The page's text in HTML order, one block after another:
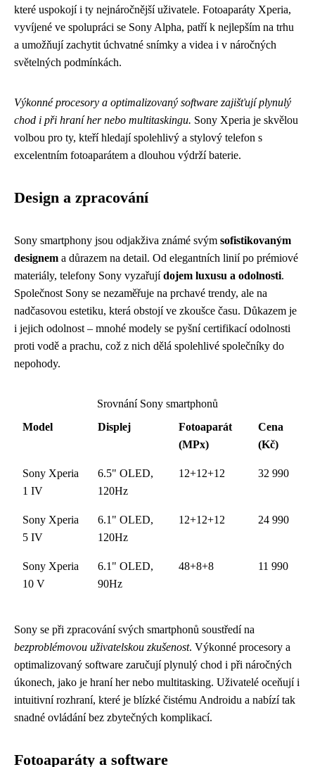
které uspokojí i ty nejnáročnější uživatele. Fotoaparáty Xperia,
vyvíjené ve spolupráci se Sony Alpha, patří k nejlepším na trhu
a umožňují zachytit úchvatné snímky a videa i v náročných
světelných podmínkách.
Výkonné procesory a optimalizovaný software zajišťují plynulý
chod i při hraní her nebo multitaskingu. Sony Xperia je skvělou
volbou pro ty, kteří hledají spolehlivý a stylový telefon s
excelentním fotoaparátem a dlouhou výdrží baterie.
Design a zpracování
Sony smartphony jsou odjakživa známé svým sofistikovaným
designem a důrazem na detail. Od elegantních linií po prémiové
materiály, telefony Sony vyzařujídojem luxusu a odolnosti.
Společnost Sony se nezaměřuje na prchavé trendy, ale na
nadčasovou estetiku, která obstojí ve zkoušce času. Důkazem je
i jejich odolnost – mnohé modely se pyšní certifikací odolnosti
proti vodě a prachu, což z nich dělá spolehlivé společníky do
nepohody.
Srovnání Sony smartphonů
Model
Displej
Fotoaparát
(MPx)
Cena
(Kč)
Sony Xperia
1 IV
6.5" OLED,
120Hz
12+12+12 32 990
Sony Xperia
5 IV
6.1" OLED,
120Hz
12+12+12 24 990
Sony Xperia
10 V
6.1" OLED,
90Hz
48+8+8 11 990
Sony se při zpracování svých smartphonů soustředí na
bezproblémovou uživatelskou zkušenost. Výkonné procesory a
optimalizovaný software zaručují plynulý chod i při náročných
úkonech, jako je hraní her nebo multitasking. Uživatelé oceňují i
intuitivní rozhraní, které je blízké čistému Androidu a nabízí tak
snadné ovládání bez zbytečných komplikací.
Fotoaparáty a software